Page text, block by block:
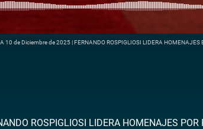
10 de Diciembre de 2025 | FERNANDO ROSPIGLIOSI LIDERA HOMENAJES
ROSPIGLIOSI LIDERA HOMENAJES POR